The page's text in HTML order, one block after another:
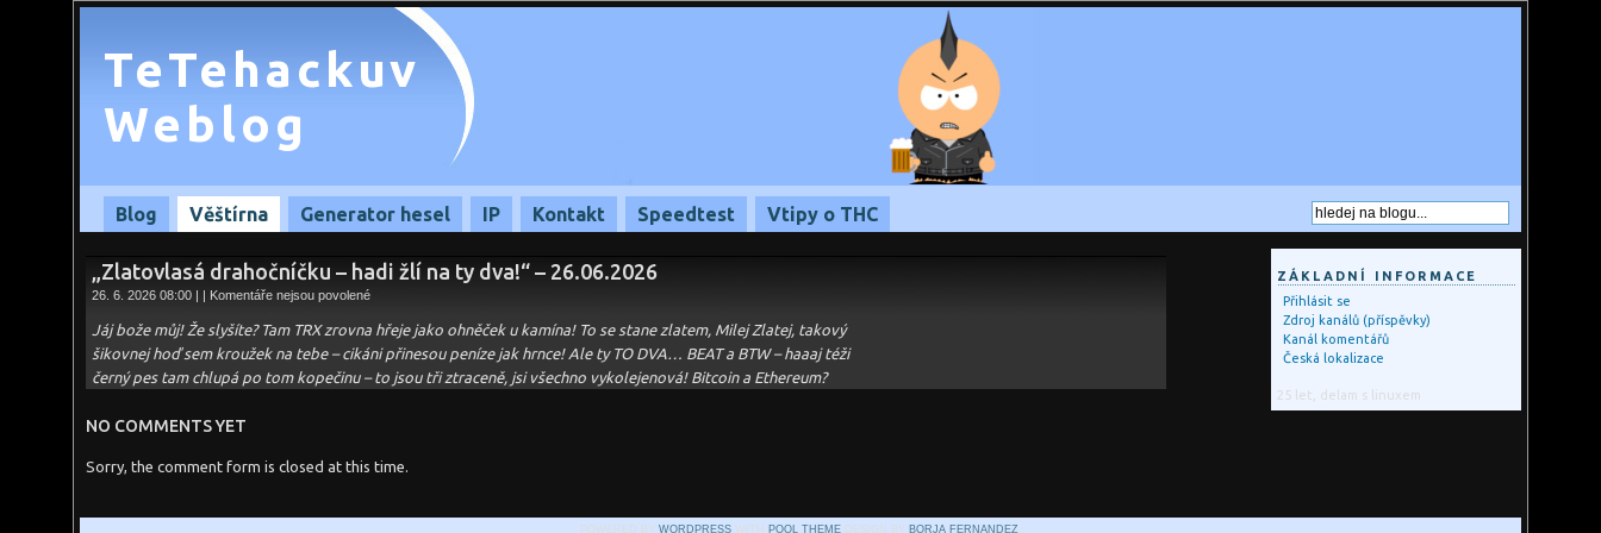
TeTehackuv
Weblog
Blog Věštírna Generator hesel IP Kontakt Speedtest Vtipy o THC
„Zlatovlasá drahočníčku – hadi žlí na ty dva!“ – 26.06.2026
26. 6. 2026 08:00 | | Komentáře nejsou povolenéu
názvem
„Zlatovlasá
drahočníčku
–
hadi
–
Jáj bože můj! Že slyšíte? Tam TRX zrovna hřeje jako ohněček u kamína! To se stane zlatem, Milej Zlatej, takový
šikovnej hoď sem kroužek na tebe – cikáni přinesou peníze jak hrnce! Ale ty TO DVA… BEAT a BTW – haaaj téži
černý pes tam chlupá po tom kopečinu – to jsou tři ztraceně, jsi všechno vykolejenová! Bitcoin a Ethereum?
NO COMMENTS YET
Sorry, the comment form is closed at this time.
ZÁKLADNÍ INFORMACE
Přihlásit se
Zdroj kanálů (příspěvky)
Kanál komentářů
Česká lokalizace
25 let, delam s linuxem
POWERED BY WORDPRESSWITH POOL THEMEDESIGN BY BORJA FERNANDEZ